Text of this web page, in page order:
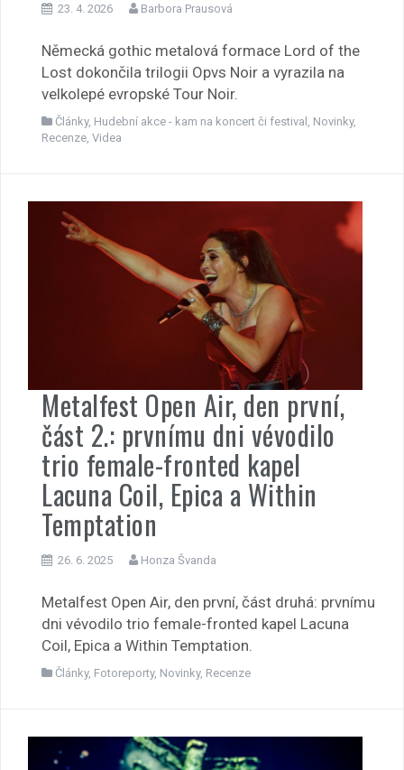
23. 4. 2026 Barbora Prausová
Německá gothic metalová formace Lord of the
Lost dokončila trilogii Opvs Noir a vyrazila na
velkolepé evropské Tour Noir.
Články, Hudební akce - kam na koncert či festival , Novinky,
Recenze, Videa
Metalfest Open Air, den první,
část 2.: prvnímu dni vévodilo
trio female-fronted kapel
Lacuna Coil, Epica a Within
Temptation
26. 6. 2025 Honza Švanda
Metalfest Open Air, den první, část druhá: prvnímu
dni vévodilo trio female-fronted kapel Lacuna
Coil, Epica a Within Temptation.
Články, Fotoreporty, Novinky, Recenze